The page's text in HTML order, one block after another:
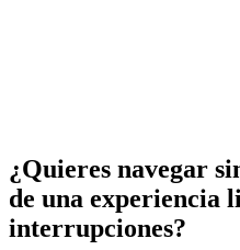
¿Quieres navegar
de una experiencia
interrupciones?